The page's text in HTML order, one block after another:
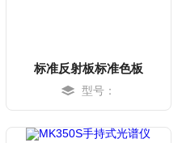
标准反射板标准色板
型号：